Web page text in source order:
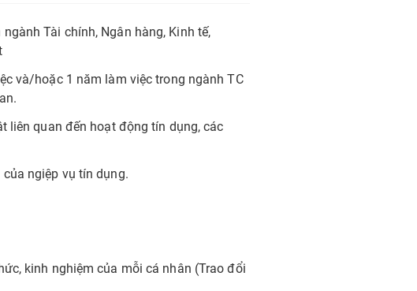
Tài chính, Ngân hàng, Kinh tế,
và/hoặc 1 năm làm việc trong ngành TC
liên quan đến hoạt động tín dụng, các
ngiệp vụ tín dụng.
kinh nghiệm của mỗi cá nhân (Trao đổi